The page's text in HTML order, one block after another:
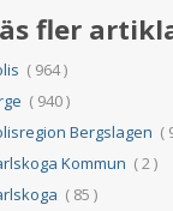
fler
( 964 )
( 940 )
Bergslagen (
Kommun ( 2 )
( 85 )